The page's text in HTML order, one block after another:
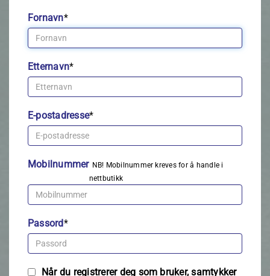
Fornavn*
Etternavn*
E-postadresse*
Mobilnummer NB! Mobilnummer kreves for å handle i
nettbutikk
Passord*
Når du registrerer deg som bruker, samtykker